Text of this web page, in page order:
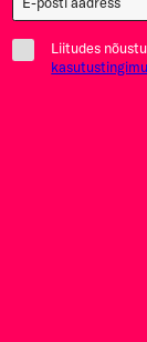
Liitudes